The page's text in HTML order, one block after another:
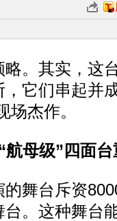
略。其实，这
它们串起并
场杰作。
母级”四面台
台斥资
台。这种舞台